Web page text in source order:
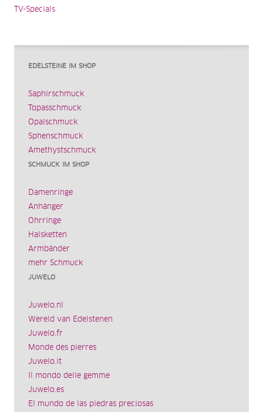
TV-Specials
EDELSTEINE IM SHOP
Saphirschmuck
Topasschmuck
Opalschmuck
Sphenschmuck
Amethystschmuck
SCHMUCK IM SHOP
Damenringe
Anhänger
Ohrringe
Halsketten
Armbänder
mehr Schmuck
JUWELO
Juwelo.nl
Wereld van Edelstenen
Juwelo.fr
Monde des pierres
Juwelo.it
Il mondo delle gemme
Juwelo.es
El mundo de las piedras preciosas